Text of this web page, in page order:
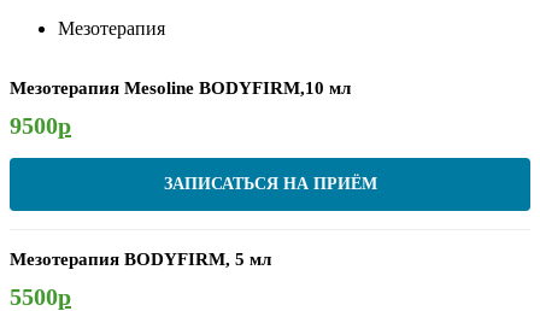
Мезотерапия
Мезотерапия Mesoline BODYFIRM,10 мл
9500р
ЗАПИСАТЬСЯ НА ПРИЁМ
Мезотерапия BODYFIRM, 5 мл
5500р